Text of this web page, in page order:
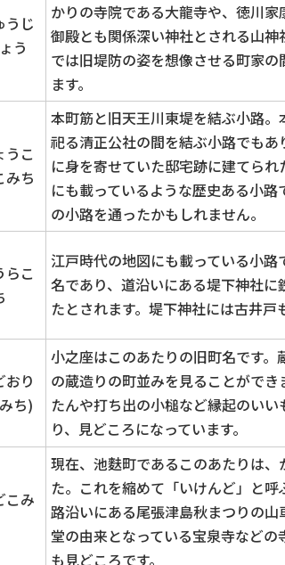
うじ
う
かりの寺院である大龍寺や、徳川
御殿とも関係深い神社とされる山
では旧堤防の姿を想像させる町家
ます。
うこ
みち
本町筋と旧天王川東堤を結ぶ小路
祀る清正公社の間を結ぶ小路でも
に身を寄せていた邸宅跡に建てら
にも載っているような歴史ある小
の小路を通ったかもしれません。
らこ
江戸時代の地図にも載っている小
名であり、道沿いにある堤下神社
たとされます。堤下神社には古井戸
おり
ち)
小之座はこのあたりの旧町名です
の蔵造りの町並みを見ることがで
たんや打ち出の小槌など縁起のい
り、見どころになっています。
こみ
現在、池麩町であるこのあたりは
た。これを縮めて「いけんど」と
路沿いにある尾張津島秋まつりの
堂の由来となっている宝泉寺など
も見どころです。